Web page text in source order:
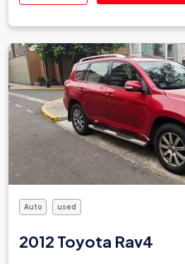
Auto used
2012 Toyota Rav4